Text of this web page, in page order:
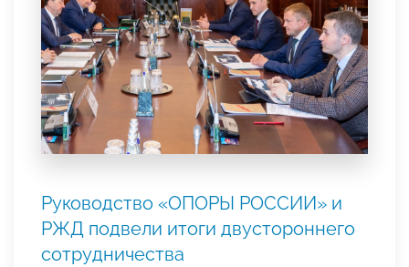
Руководство «ОПОРЫ РОССИИ» и
РЖД подвели итоги двустороннего
сотрудничества